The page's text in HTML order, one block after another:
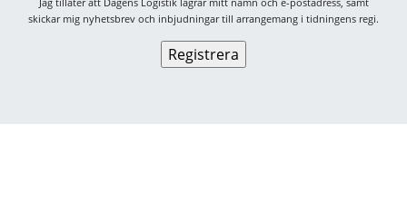
skickar mig nyhetsbrev och inbjudningar till arrangemang i tidningens regi.